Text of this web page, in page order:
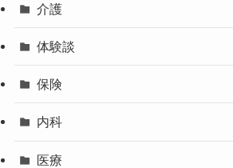
介護
体験談
保険
内科
医療